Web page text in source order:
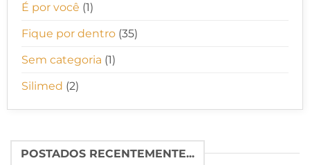
É por você (1)
Fique por dentro (35)
Sem categoria (1)
Silimed (2)
POSTADOS RECENTEMENTE...